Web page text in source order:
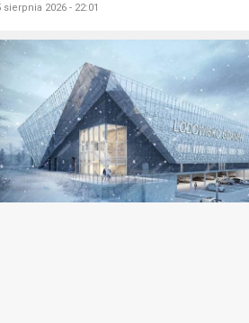
sierpnia 2026 - 22:01